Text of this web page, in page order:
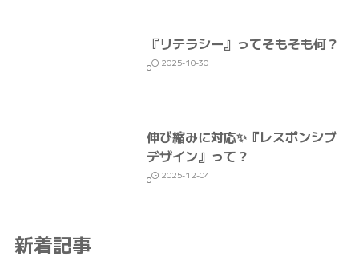
『リテラシー』ってそもそも何？
0 2025-10-30
伸び縮みに対応✨『レスポンシブ
デザイン』って？
0 2025-12-04
新着記事